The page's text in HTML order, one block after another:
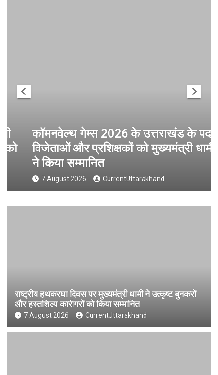
कॉमनवेल्थ गेम्स 2026 के उत्तराखंड के पदक
विजेताओं और प्रशिक्षकों को मुख्यमंत्री धामी
ने किया सम्मानित
7 August 2026 CurrentUttarakhand
राष्ट्रीय हथकरघा दिवस पर मुख्यमंत्री धामी ने उत्कृष्ट बुनकरों
और हस्तशिल्प कारीगरों को किया सम्मानित
7 August 2026 CurrentUttarakhand